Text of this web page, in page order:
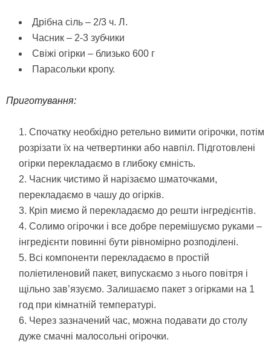
Дрібна сіль – 2/3 ч. Л.
Часник – 2-3 зубчики
Свіжі огірки – близько 600 г
Парасольки кропу.
Приготування:
Спочатку необхідно ретельно вимити огірочки, потім
розрізати їх на четвертинки або навпіл. Підготовлені
огірки перекладаємо в глибоку ємність.
Часник чистимо й нарізаємо шматочками,
перекладаємо в чашу до огірків.
Кріп миємо й перекладаємо до решти інгредієнтів.
Солимо огірочки і все добре перемішуємо руками –
інгредієнти повинні бути рівномірно розподілені.
Всі компоненти перекладаємо в простій
поліетиленовий пакет, випускаємо з нього повітря і
щільно зав’язуємо. Залишаємо пакет з огірками на 1
год при кімнатній температурі.
Через зазначений час, можна подавати до столу
дуже смачні малосольні огірочки.